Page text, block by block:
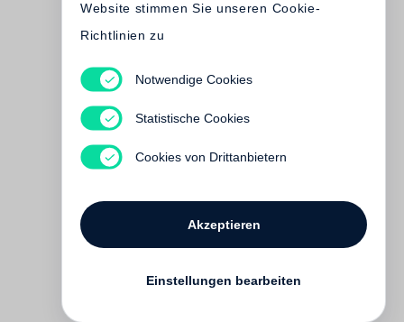
Stanislaus von Moos, Arthur Rüegg
Twentyfive x Herzog & de Meuron
Website stimmen Sie unseren Cookie-
Richtlinien zu
Notwendige Cookies
Statistische Cookies
Cookies von Drittanbietern
Akzeptieren
Einstellungen bearbeiten